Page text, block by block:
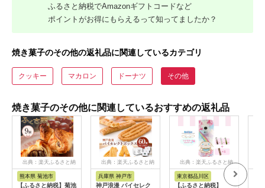
ふるさと納税でAmazonギフトコードなど
ポイントがお得にもらえるって知ってましたか？
焼き菓子のその他の返礼品に関連しているカテゴリ
クッキー マカロン ドーナツ その他
焼き菓子のその他に関連しているおすすめの返礼品
出典：楽天ふるさと納
税
熊本県 菊池市
【ふるさと納税】菊池
出典：楽天ふるさと納
税
兵庫県 神戸市
神戸浪漫 パイセレク
出典：楽天ふるさと納
東京都品川区
【ふるさと納税】